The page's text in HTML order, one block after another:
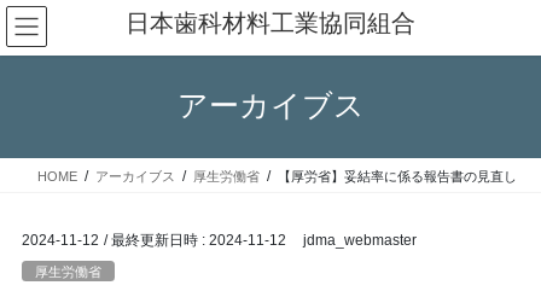
コ
ン
テ
ス
ナ
ビ
ゲ
ン
日本歯科材料工業協同組合
アーカイブス
HOME アーカイブス 厚生労働省 【厚労省】妥結率に係る報告書の見直し
2024-11-12 / 最終更新日時 : 2024-11-12 jdma_webmaster
厚生労働省